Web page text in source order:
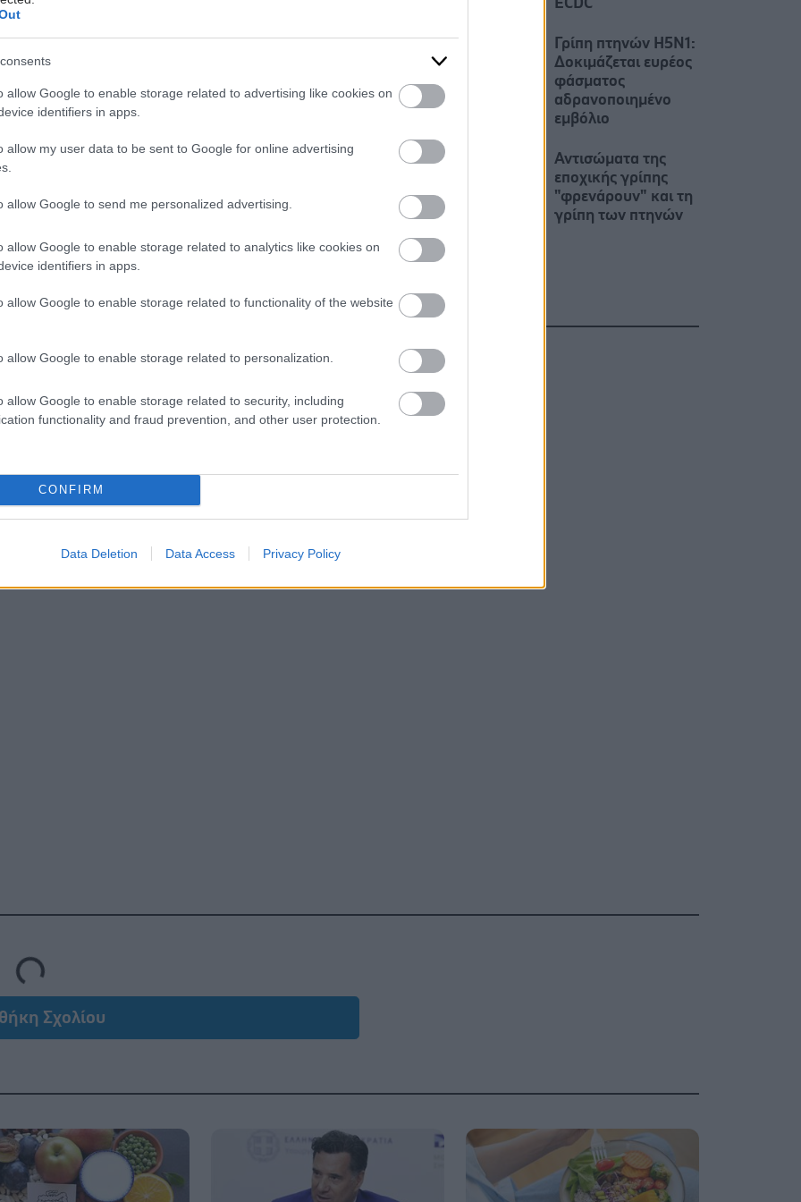
allow Google to enable storage related to advertising like cookies on
identifiers in apps.
allow my user data to be sent to Google for online advertising
allow Google to send me personalized advertising.
allow Google to enable storage related to analytics like cookies on
identifiers in apps.
allow Google to enable storage related to functionality of the website
allow Google to enable storage related to personalization.
allow Google to enable storage related to security, including
functionality and fraud prevention, and other user protection.
CONFIRM
Data Deletion Data Access Privacy Policy
προσωπικού
η ποσότητα του φαγητού [μελέτη]
ECDC
Γρίπη πτηνών H5N1:
Δοκιμάζεται ευρέος
φάσματος
αδρανοποιημένο
εμβόλιο
Αντισώματα της
εποχικής γρίπης
"φρενάρουν" και τη
γρίπη των πτηνών
Loading...
Σχολίου